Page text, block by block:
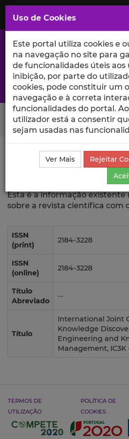
Saltar
para
Conteúdo
Principal
A excelência da investigação e
Search Button
Ciência_Iscte Revista Científica
Esta é a informação existente
sobre a revista científica com o
ISSN
(print)
2184-3228
ISSN
(online)
2184-3228
Título
Abreviado
--
Título
International Joint
Knowledge
Engineering and
Management,
TERMOS DE
UTILIZAÇÃO
POLÍTICA DE
COOKIES
Uso de Cookies
Este portal utiliza cookies e
na navegação no site para
de funcionalidades úteis aos
inibição, por parte do
cookies, pode constituir um
navegação e à correta
funcionalidades do portal.
utilizador está a consentir
sejam usadas nas
Ver Mais
Rejeitar